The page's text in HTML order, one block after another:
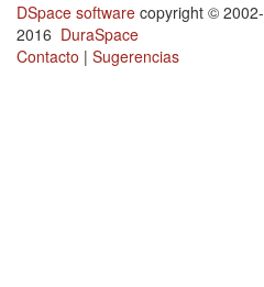
DSpace software copyright © 2002-
2016 DuraSpace
Contacto | Sugerencias